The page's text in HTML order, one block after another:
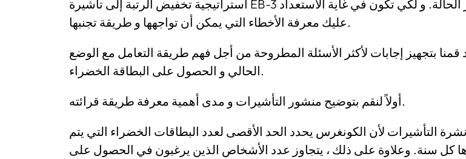
استراتيجية تخفيض الرتبة إلى تأشيرة EB-3 مع تغيير الحالة. و لكي تكون في غاية الاستعداد
عليك معرفة الأخطاء التي يمكن أن تواجهها و طريقة تجنبها.
قمنا بتجهيز إجابات لأكثر الأسئلة المطروحة من أجل فهم طريقة التعامل مع الوضع
الحالي و الحصول على البطاقة الخضراء.
أولاً لنقم بتوضيح منشور التأشيرات و مدى أهمية معرفة طريقة قرائته.
التأشيرات لأن الكونغرس يحدد الحد الأقصى لعدد البطاقات الخضراء التي يتم
كل سنة. وعلاوة على ذلك ، يتجاوز عدد الأشخاص الذين يرغبون في الحصول على